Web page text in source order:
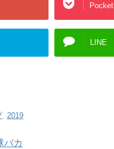
Pocket
LINE
, 2019
バカ